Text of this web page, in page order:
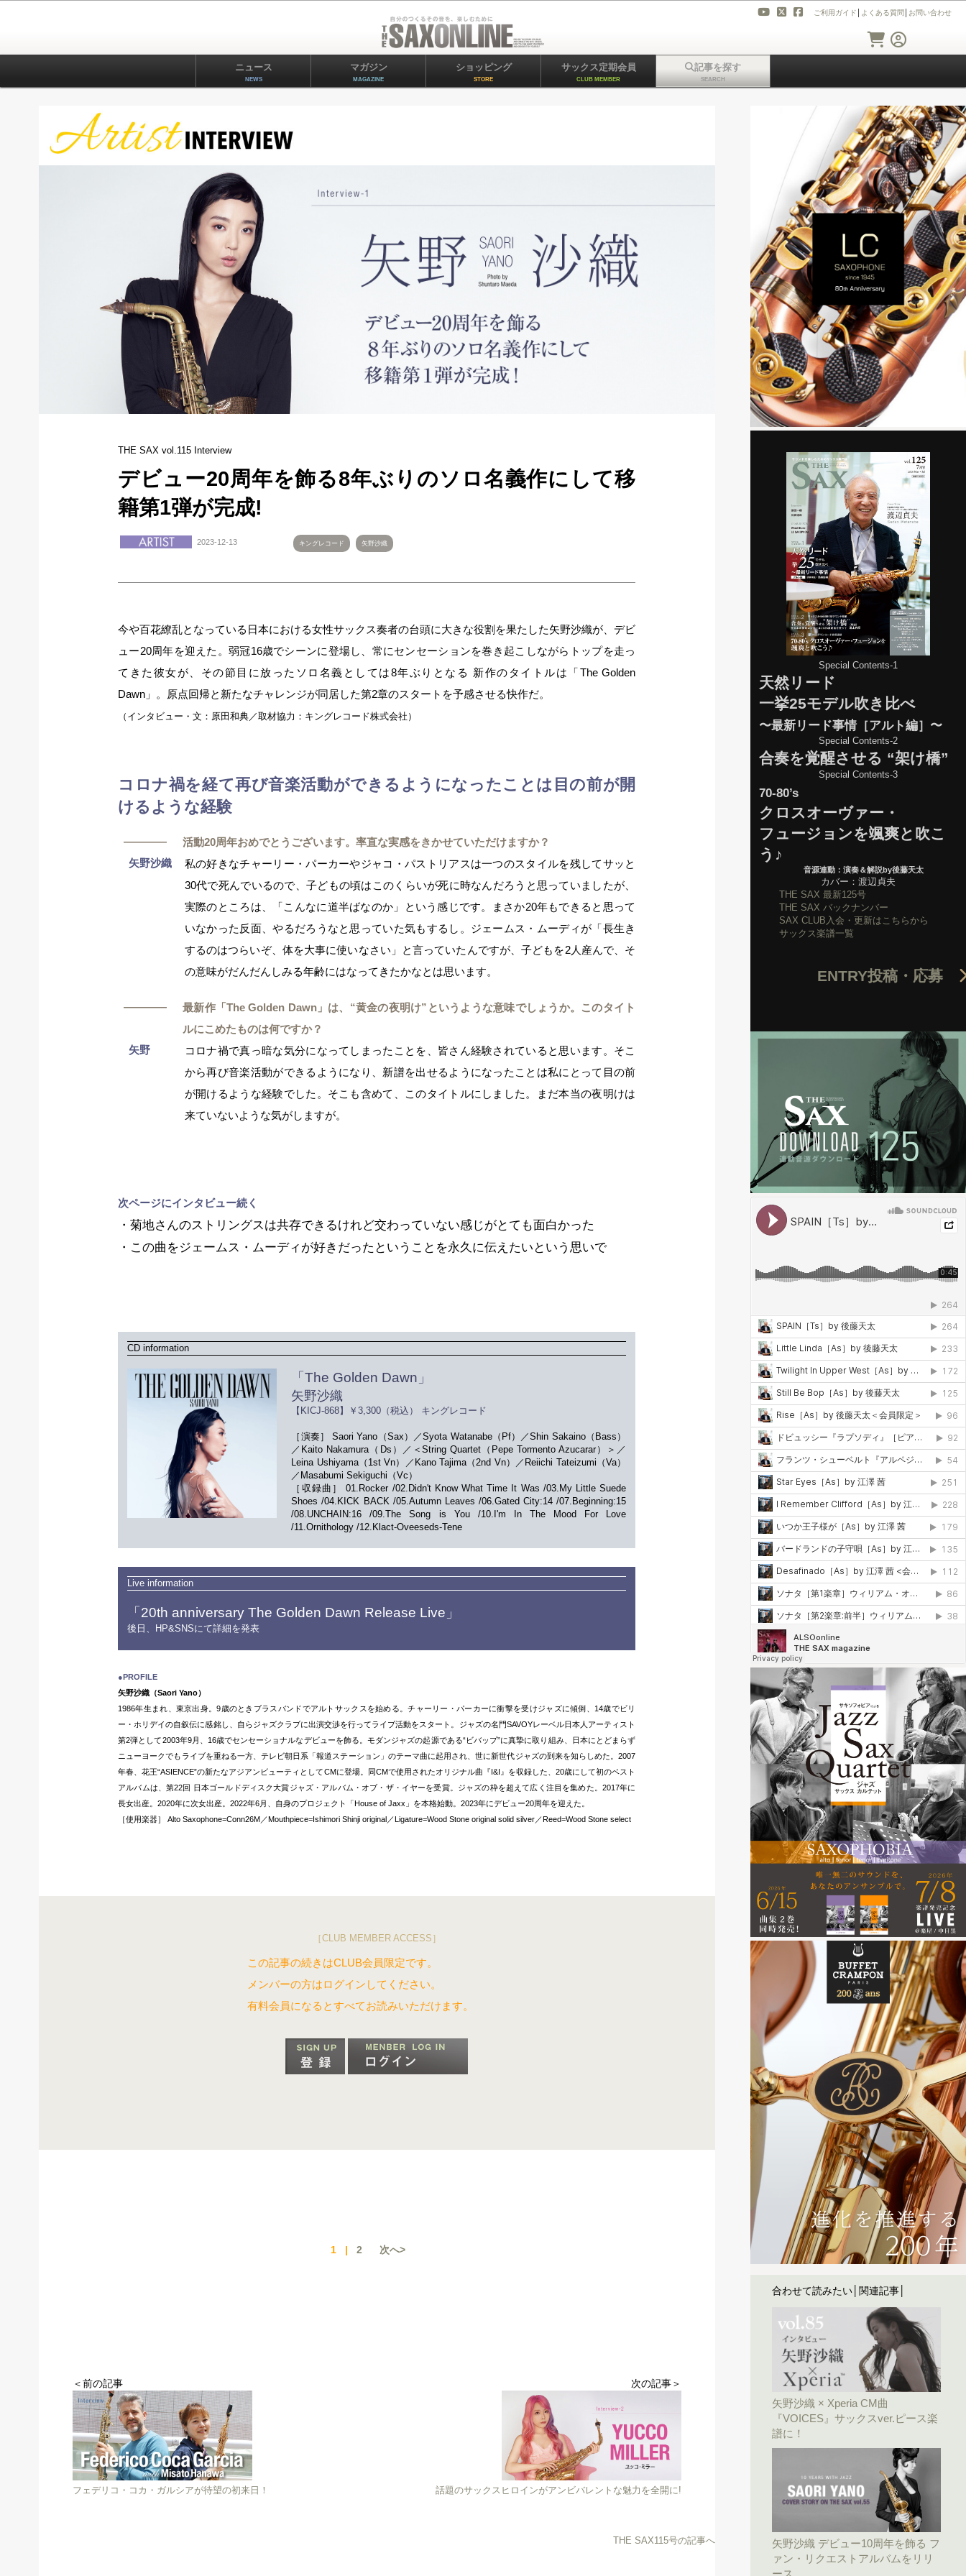
ご利用ガイド よくある質問 お問い合わせ
ニュース
NEWS
マガジン
MAGAZINE
ショッピング
STORE
サックス定期会員
CLUB MEMBER
記事を探す
SEARCH
THE SAX vol.115 Interview
デビュー20周年を飾る8年ぶりのソロ名義作にして移
籍第1弾が完成!
2023-12-13 キングレコード 矢野沙織
今や百花繚乱となっている日本における女性サックス奏者の台頭に大きな役割を果たした矢野沙織が、デビ
ュー20周年を迎えた。弱冠16歳でシーンに登場し、常にセンセーションを巻き起こしながらトップを走っ
てきた彼女が、その節目に放ったソロ名義としては8年ぶりとなる 新作のタイトルは「The Golden
Dawn」。原点回帰と新たなチャレンジが同居した第2章のスタートを予感させる快作だ。
（インタビュー・文：原田和典／取材協力：キングレコード株式会社）
コロナ禍を経て再び音楽活動ができるようになったことは目の前が開
けるような経験
―
活動20周年おめでとうございます。率直な実感をきかせていただけますか？
矢野沙織
私の好きなチャーリー・パーカーやジャコ・パストリアスは一つのスタイルを残してサッと
30代で死んでいるので、子どもの頃はこのくらいが死に時なんだろうと思っていましたが、
実際のところは、「こんなに道半ばなのか」という感じです。まさか20年もできると思って
いなかった反面、やるだろうなと思っていた気もするし。ジェームス・ムーディが「長生き
するのはつらいぞ、体を大事に使いなさい」と言っていたんですが、子どもを2人産んで、そ
の意味がだんだんしみる年齢にはなってきたかなとは思います。
―
最新作「The Golden Dawn」は、“黄金の夜明け”というような意味でしょうか。このタイト
ルにこめたものは何ですか？
矢野
コロナ禍で真っ暗な気分になってしまったことを、皆さん経験されていると思います。そこ
から再び音楽活動ができるようになり、新譜を出せるようになったことは私にとって目の前
が開けるような経験でした。そこも含めて、このタイトルにしました。まだ本当の夜明けは
来ていないような気がしますが。
次ページにインタビュー続く
・菊地さんのストリングスは共存できるけれど交わっていない感じがとても面白かった
・この曲をジェームス・ムーディが好きだったということを永久に伝えたいという思いで
CD information
「The Golden Dawn」
矢野沙織
【KICJ-868】￥3,300（税込） キングレコード
［演奏］ Saori Yano（Sax）／Syota Watanabe（Pf）／Shin Sakaino（Bass）
／Kaito Nakamura（Ds）／＜String Quartet（Pepe Tormento Azucarar）＞／
Leina Ushiyama（1st Vn）／Kano Tajima（2nd Vn）／Reiichi Tateizumi（Va）
／Masabumi Sekiguchi（Vc）
［収録曲］ 01.Rocker /02.Didn't Know What Time It Was /03.My Little Suede
Shoes /04.KICK BACK /05.Autumn Leaves /06.Gated City:14 /07.Beginning:15
/08.UNCHAIN:16 /09.The Song is You /10.I'm In The Mood For Love
/11.Ornithology /12.Klact-Oveeseds-Tene
Live information
「20th anniversary The Golden Dawn Release Live」
後日、HP&SNSにて詳細を発表
●PROFILE
矢野沙織（Saori Yano）
1986年生まれ、東京出身。9歳のときブラスバンドでアルトサックスを始める。チャーリー・パーカーに衝撃を受けジャズに傾倒、14歳でビリ
ー・ホリデイの自叙伝に感銘し、自らジャズクラブに出演交渉を行ってライブ活動をスタート。ジャズの名門SAVOYレーベル日本人アーティスト
第2弾として2003年9月、16歳でセンセーショナルなデビューを飾る。モダンジャズの起源である“ビバップ”に真摯に取り組み、日本にとどまらず
ニューヨークでもライブを重ねる一方、テレビ朝日系「報道ステーション」のテーマ曲に起用され、世に新世代ジャズの到来を知らしめた。2007
年春、花王“ASIENCE”の新たなアジアンビューティとしてCMに登場。同CMで使用されたオリジナル曲『I&I』を収録した、20歳にして初のベスト
アルバムは、第22回 日本ゴールドディスク大賞ジャズ・アルバム・オブ・ザ・イヤーを受賞。ジャズの枠を超えて広く注目を集めた。2017年に
長女出産。2020年に次女出産。2022年6月、自身のプロジェクト「House of Jaxx」を本格始動。2023年にデビュー20周年を迎えた。
［使用楽器］ Alto Saxophone=Conn26M／Mouthpiece=Ishimori Shinji original／Ligature=Wood Stone original solid silver／Reed=Wood Stone select
［CLUB MEMBER ACCESS］
この記事の続きはCLUB会員限定です。
メンバーの方はログインしてください。
有料会員になるとすべてお読みいただけます。
1 |2 次へ>
＜前の記事
フェデリコ・コカ・ガルシアが待望の初来日！
次の記事＞
話題のサックスヒロインがアンビバレントな魅力を全開に!
THE SAX115号の記事へ
Special Contents-1
天然リード
一挙25モデル吹き比べ
〜最新リード事情［アルト編］〜
Special Contents-2
合奏を覚醒させる “架け橋”
Special Contents-3
70-80’s
クロスオーヴァー・
フュージョンを颯爽と吹こ
う♪
音源連動：演奏＆解説by後藤天太
カバー：渡辺貞夫
THE SAX 最新125号
THE SAX バックナンバー
SAX CLUB入会・更新はこちらから
サックス楽譜一覧
ENTRY投稿・応募
合わせて読みたい│関連記事│
矢野沙織 × Xperia CM曲
『VOICES』サックスver.ピース楽
譜に！
矢野沙織 デビュー10周年を飾る フ
ァン・リクエストアルバムをリリ